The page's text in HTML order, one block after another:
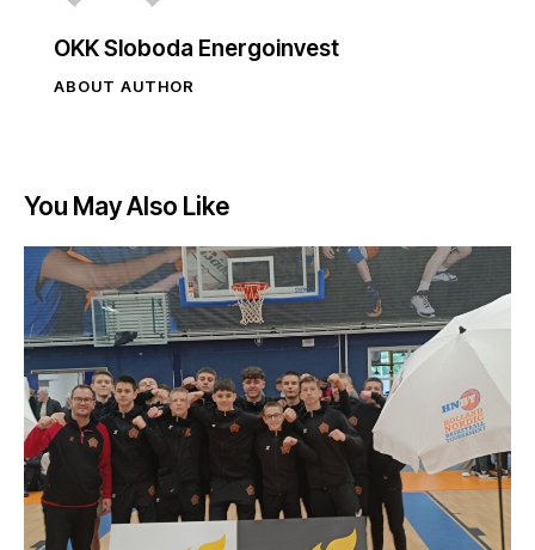
OKK Sloboda Energoinvest
ABOUT AUTHOR
You May Also Like